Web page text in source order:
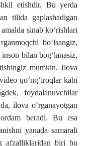
etishdir. Bu yerda
tilida gaplashadigan
sinab ko‘rishlari
bo‘lsangiz,
bilan bog‘lanasiz,
mumkin. Ilova
qo‘ng‘iroqlar kabi
foydalanuvchilar
ilova o‘rganayotgan
beradi. Bu esa
yanada samarali
afzalliklaridan biri bu